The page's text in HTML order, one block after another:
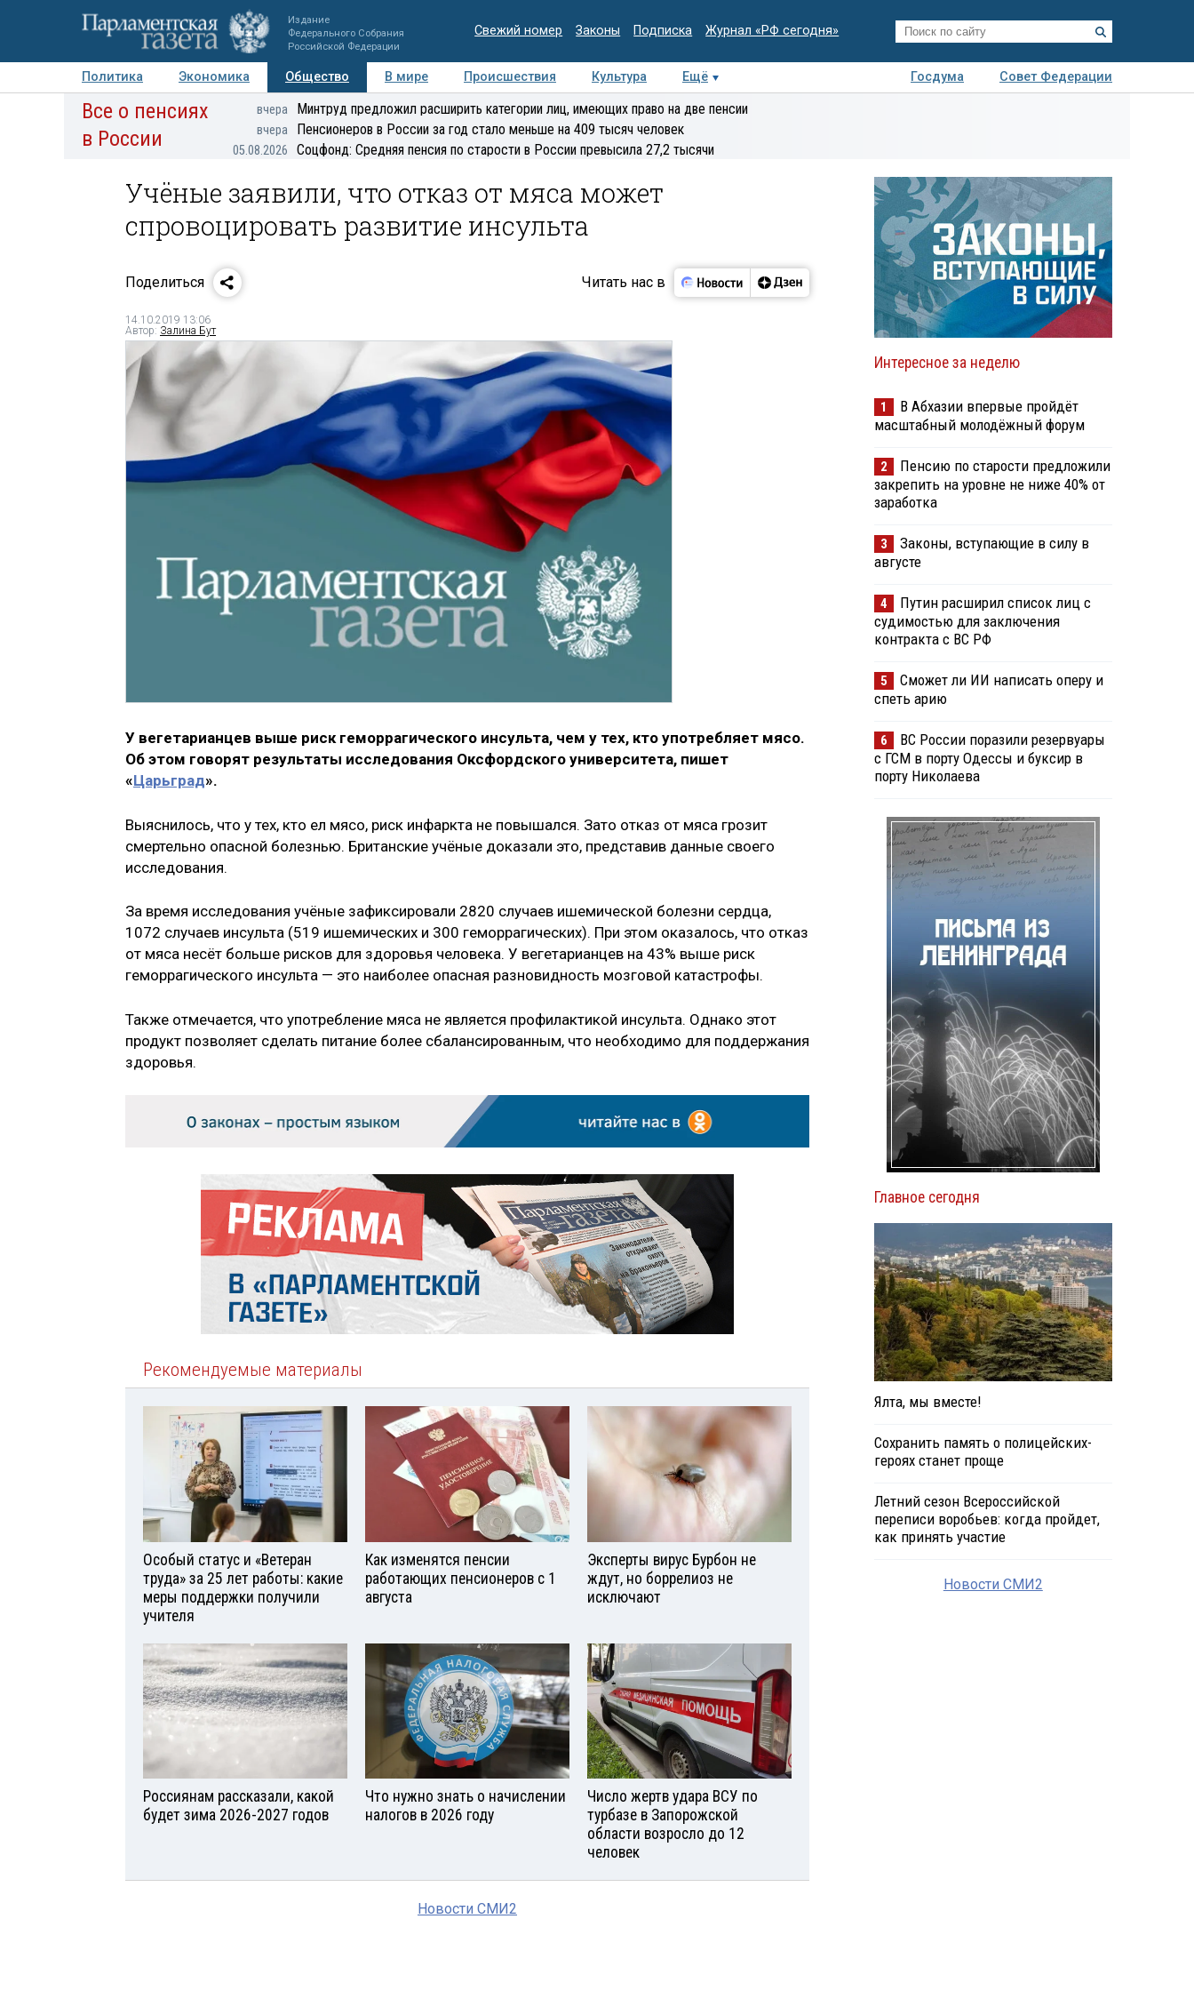
Издание
Федерального Собрания
Российской Федерации
Свежий номер Законы Подписка Журнал «РФ сегодня»
Политика Экономика Общество В мире Происшествия Культура Ещё Госдума
Совет Федерации
Авторы Персоны Мнения Регионы Медиацентр Интервью Колумнисты
Деловая
Все о пенсиях
в России
вчера Минтруд предложил расширить категории лиц, имеющих право на две пенсии
вчера Пенсионеров в России за год стало меньше на 409 тысяч человек
05.08.2026 Соцфонд: Средняя пенсия по старости в России превысила 27,2 тысячи
Учёные заявили, что отказ от мяса может
спровоцировать развитие инсульта
Поделиться Читать нас в
14.10.2019 13:06
Автор: Залина Бут
У вегетарианцев выше риск геморрагического инсульта, чем у тех, кто употребляет мясо.
Об этом говорят результаты исследования Оксфордского университета, пишет
«Царьград».
Выяснилось, что у тех, кто ел мясо, риск инфаркта не повышался. Зато отказ от мяса грозит
смертельно опасной болезнью. Британские учёные доказали это, представив данные своего
исследования.
За время исследования учёные зафиксировали 2820 случаев ишемической болезни сердца,
1072 случаев инсульта (519 ишемических и 300 геморрагических). При этом оказалось, что отказ
от мяса несёт больше рисков для здоровья человека. У вегетарианцев на 43% выше риск
геморрагического инсульта — это наиболее опасная разновидность мозговой катастрофы.
Также отмечается, что употребление мяса не является профилактикой инсульта. Однако этот
продукт позволяет сделать питание более сбалансированным, что необходимо для поддержания
здоровья.
Рекомендуемые материалы
Особый статус и «Ветеран
труда» за 25 лет работы: какие
меры поддержки получили
учителя
Как изменятся пенсии
работающих пенсионеров с 1
августа
Эксперты вирус Бурбон не
ждут, но боррелиоз не
исключают
Россиянам рассказали, какой
будет зима 2026-2027 годов
Что нужно знать о начислении
налогов в 2026 году
Число жертв удара ВСУ по
турбазе в Запорожской
области возросло до 12
человек
Новости СМИ2
Интересное за неделю
1
В Абхазии впервые пройдёт
масштабный молодёжный форум
2
Пенсию по старости предложили
закрепить на уровне не ниже 40% от
заработка
3
Законы, вступающие в силу в
августе
4
Путин расширил список лиц с
судимостью для заключения
контракта с ВС РФ
5
Сможет ли ИИ написать оперу и
спеть арию
6
ВС России поразили резервуары
с ГСМ в порту Одессы и буксир в
порту Николаева
Главное сегодня
Ялта, мы вместе!
Сохранить память о полицейских-
героях станет проще
Летний сезон Всероссийской
переписи воробьев: когда пройдет,
как принять участие
Новости СМИ2